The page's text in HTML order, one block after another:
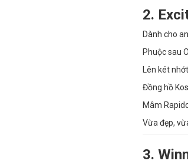
2.
Dành cho
Phuộc sau
Lên két
Đồng hồ
Mâm
Vừa đẹp,
3.